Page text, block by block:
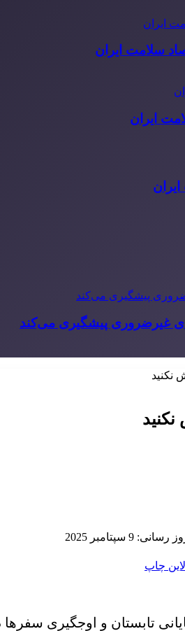
سلامت ایران
غیرضروری پیشگیری می‌کند
نکنید
9 سپتامبر 2025
لاین چاپ
تابستان و اوجگیری